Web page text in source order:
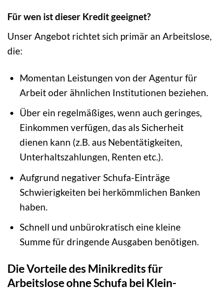
Für wen ist dieser Kredit geeignet?
Unser Angebot richtet sich primär an Arbeitslose,
die:
Momentan Leistungen von der Agentur für
Arbeit oder ähnlichen Institutionen beziehen.
Über ein regelmäßiges, wenn auch geringes,
Einkommen verfügen, das als Sicherheit
dienen kann (z.B. aus Nebentätigkeiten,
Unterhaltszahlungen, Renten etc.).
Aufgrund negativer Schufa-Einträge
Schwierigkeiten bei herkömmlichen Banken
haben.
Schnell und unbürokratisch eine kleine
Summe für dringende Ausgaben benötigen.
Die Vorteile des Minikredits für
Arbeitslose ohne Schufa bei Klein-